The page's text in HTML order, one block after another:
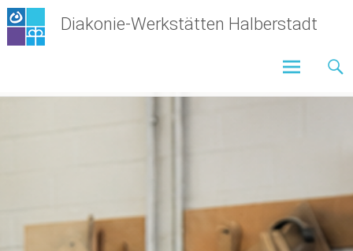
Zum
Inhalt
springen
Diakonie-Werkstätten Halberstadt